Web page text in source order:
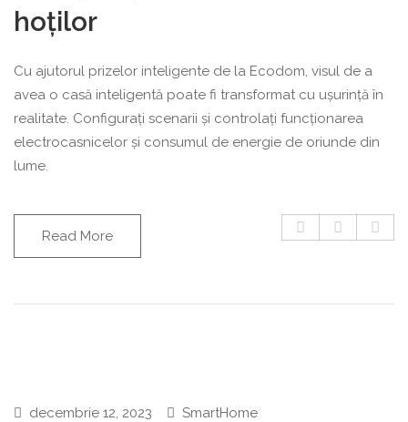
hoților
Cu ajutorul prizelor inteligente de la Ecodom, visul de a
avea o casă inteligentă poate fi transformat cu ușurință în
realitate. Configurați scenarii și controlați funcționarea
electrocasnicelor și consumul de energie de oriunde din
lume.
Read More
decembrie 12, 2023 SmartHome